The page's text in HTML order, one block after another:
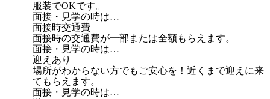
服装でOKです。
面接・見学の時は…
面接時交通費
面接時の交通費が一部または全額もらえます。
面接・見学の時は…
迎えあり
場所がわからない方でもご安心を！近くまで迎えに来
てもらえます。
面接・見学の時は…